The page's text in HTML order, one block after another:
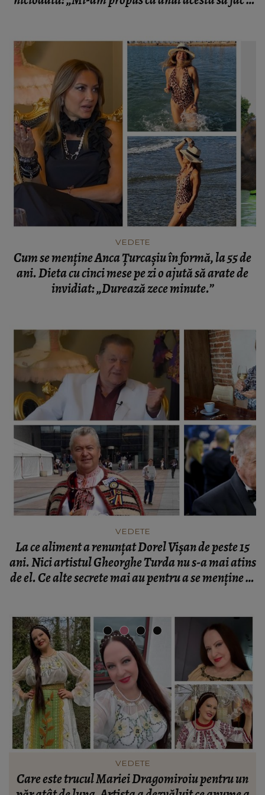
VEDETE
Cum se menține Anca Țurcașiu în formă, la 55 de
ani. Dieta cu cinci mese pe zi o ajută să arate de
invidiat: „Durează zece minute.”
VEDETE
La ce aliment a renunțat Dorel Vișan de peste 15
ani. Nici artistul Gheorghe Turda nu s-a mai atins
de el. Ce alte secrete mai au pentru a se menține în
FASHION
Ce să porți în Italia în vara 2026. Cum să te